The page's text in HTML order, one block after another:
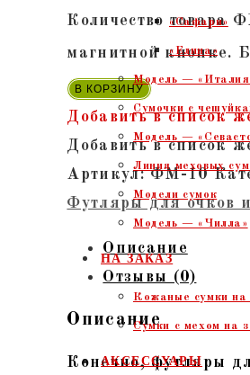
«Сафари»
«Елина»
Модель —
Сумочки с
Модель —
Линия меховых
Модели сумок
Модель — «Чилла»
НА ЗАКАЗ
Кожаные сумки на
Сумки с мехом на
АКСЕССУАРЫ
Количество товара
магнитной кнопке.
В КОРЗИНУ
Добавить в список
Добавить в список
Артикул:ФМ-10
Футляры для очков
Описание
Отзывы (0)
Описание
Конечно, футляры